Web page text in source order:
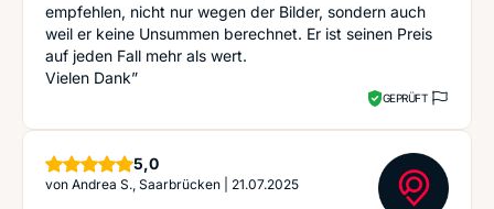
empfehlen, nicht nur wegen der Bilder, sondern auch
weil er keine Unsummen berechnet. Er ist seinen Preis
auf jeden Fall mehr als wert.
Vielen Dank”
GEPRÜFT
5,0Sterne
von Andrea S., Saarbrücken 21.07.2025